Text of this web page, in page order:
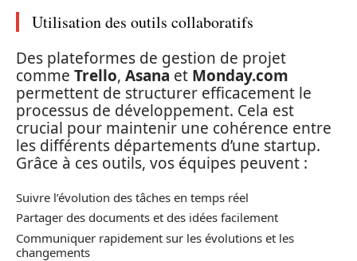
Utilisation des outils collaboratifs
Des plateformes de gestion de projet
comme Trello, Asana et Monday.com
permettent de structurer efficacement le
processus de développement. Cela est
crucial pour maintenir une cohérence entre
les différents départements d’une startup.
Grâce à ces outils, vos équipes peuvent :
Suivre l’évolution des tâches en temps réel
Partager des documents et des idées facilement
Communiquer rapidement sur les évolutions et les
changements